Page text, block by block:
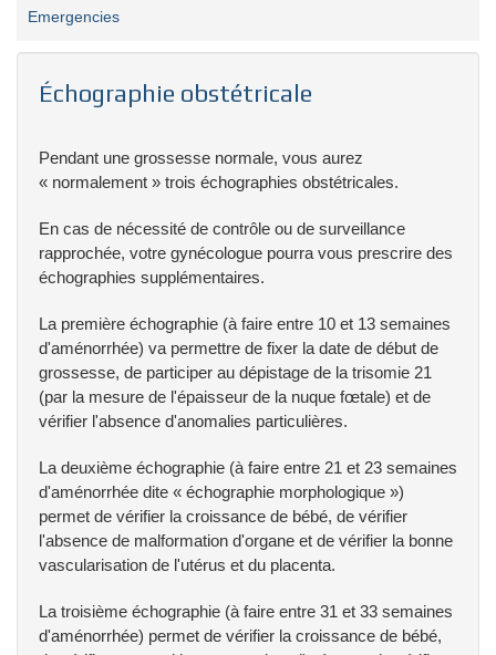
Emergencies
Échographie obstétricale
Pendant une grossesse normale, vous aurez
« normalement » trois échographies obstétricales.
En cas de nécessité de contrôle ou de surveillance
rapprochée, votre gynécologue pourra vous prescrire des
échographies supplémentaires.
La première échographie (à faire entre 10 et 13 semaines
d'aménorrhée) va permettre de fixer la date de début de
grossesse, de participer au dépistage de la trisomie 21
(par la mesure de l'épaisseur de la nuque fœtale) et de
vérifier l'absence d'anomalies particulières.
La deuxième échographie (à faire entre 21 et 23 semaines
d'aménorrhée dite « échographie morphologique »)
permet de vérifier la croissance de bébé, de vérifier
l'absence de malformation d'organe et de vérifier la bonne
vascularisation de l'utérus et du placenta.
La troisième échographie (à faire entre 31 et 33 semaines
d'aménorrhée) permet de vérifier la croissance de bébé,